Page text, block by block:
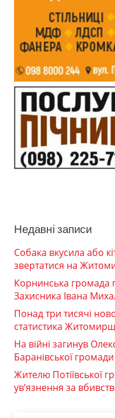
Недавні записи
Собака вкусила або
звертатися на
Корнинська громада
Захисника Івана
Понад три тисячі
статистика
На війні загинув
Баранівської громади
Жителю Потіївської
ув’язнення за